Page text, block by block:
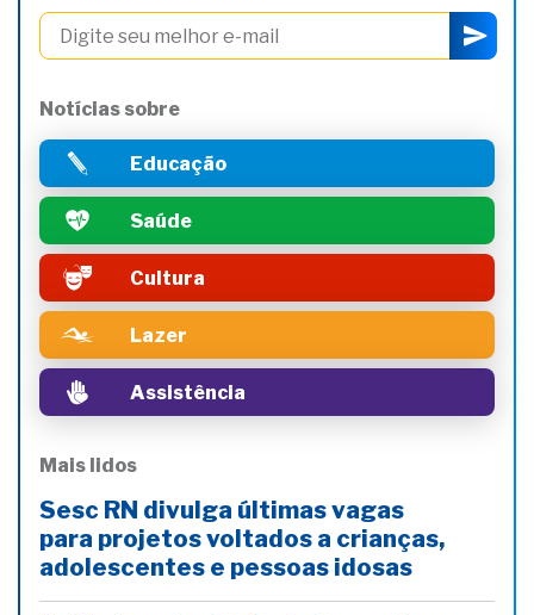
Notícias sobre
Educação
Saúde
Cultura
Lazer
Assistência
Mais lidos
Sesc RN divulga últimas vagas
para projetos voltados a crianças,
adolescentes e pessoas idosas